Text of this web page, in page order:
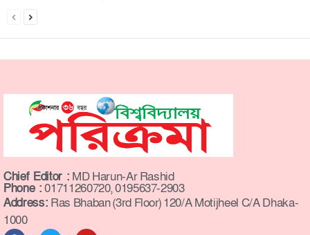
Chief Editor : MD Harun-Ar Rashid
Phone :01711260720, 0195637-2903
Address: Ras Bhaban (3rd Floor) 120/A Motijheel C/A Dhaka-
1000